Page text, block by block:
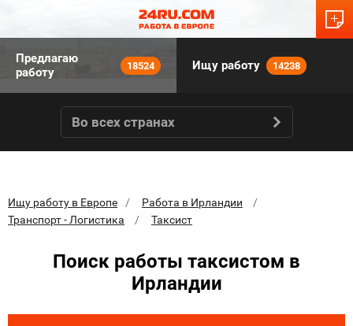
Предлагаю
работу
18524 Ищу работу 14238
Во всех странах
Ищу работу в Европе
Работа в Ирландии
Транспорт - Логистика
Таксист
Поиск работы таксистом в
Ирландии